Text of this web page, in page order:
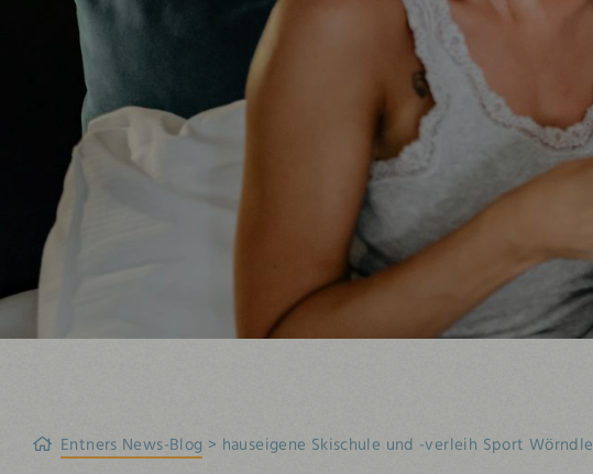
Entners News-Blog hauseigene Skischule und -verleih Sport Wörndle